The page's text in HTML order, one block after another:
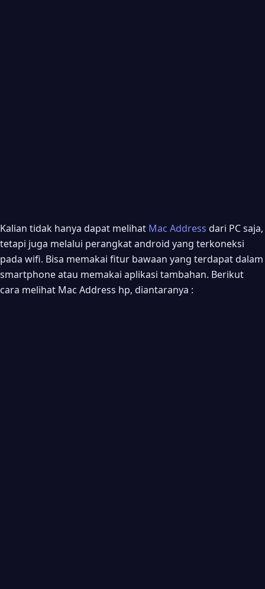
Kalian tidak hanya dapat melihat Mac Address dari PC saja,
tetapi juga melalui perangkat android yang terkoneksi
pada wifi. Bisa memakai fitur bawaan yang terdapat dalam
smartphone atau memakai aplikasi tambahan. Berikut
cara melihat Mac Address hp, diantaranya :